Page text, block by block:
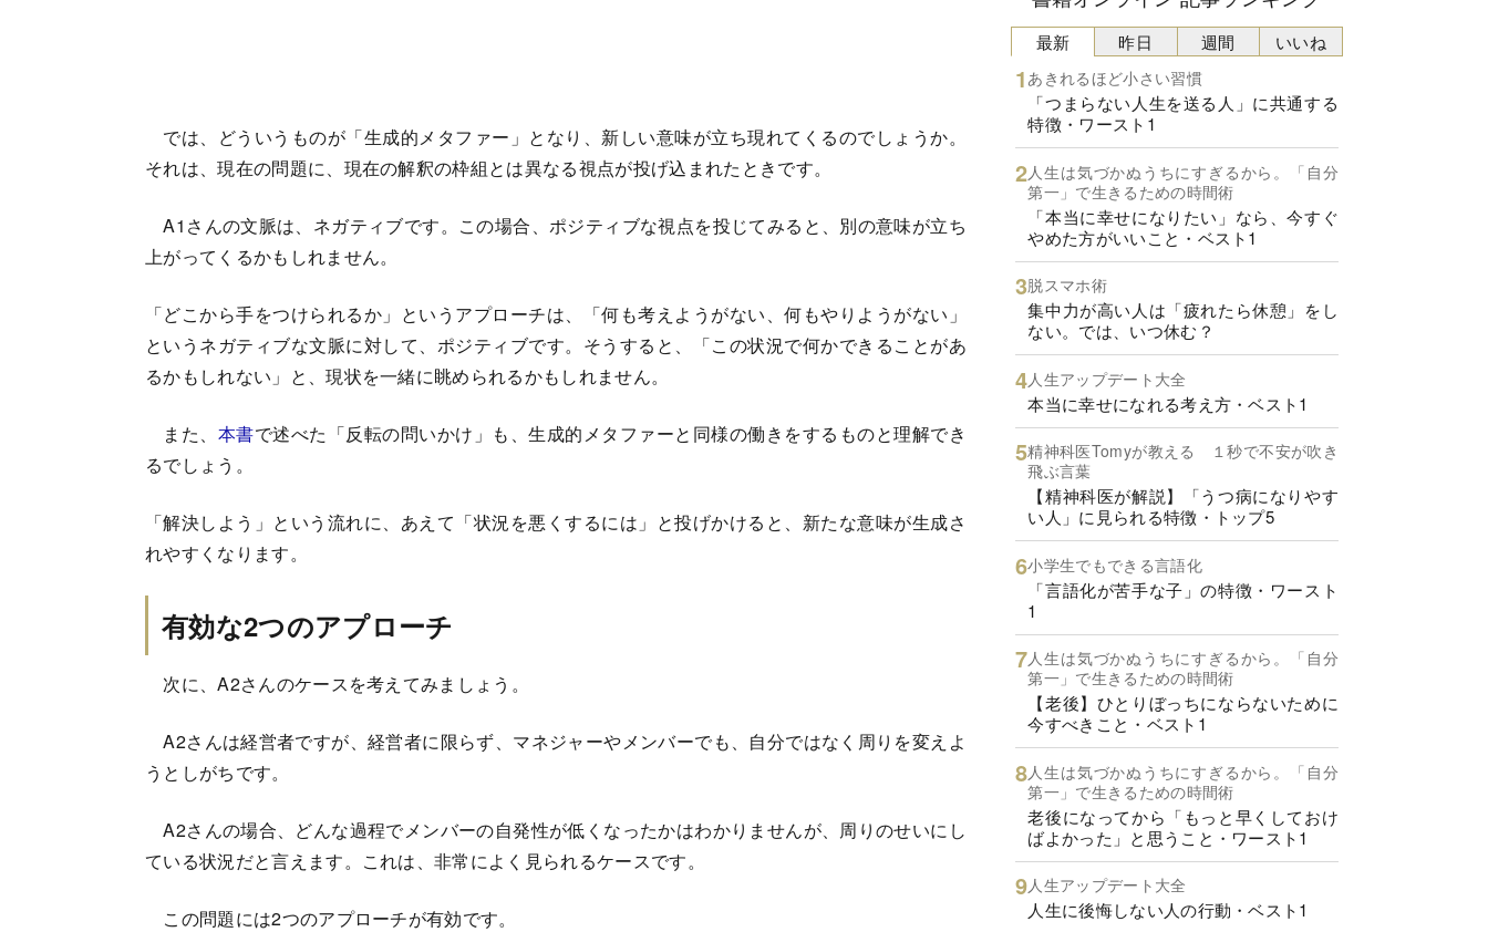
では、どういうものが「生成的メタファー」となり、新しい意味が立ち現れてくるのでしょうか。
それは、現在の問題に、現在の解釈の枠組とは異なる視点が投げ込まれたときです。
A1さんの文脈は、ネガティブです。この場合、ポジティブな視点を投じてみると、別の意味が立ち
上がってくるかもしれません。
「どこから手をつけられるか」というアプローチは、「何も考えようがない、何もやりようがない」
というネガティブな文脈に対して、ポジティブです。そうすると、「この状況で何かできることがあ
るかもしれない」と、現状を一緒に眺められるかもしれません。
また、 本書で述べた「反転の問いかけ」も、生成的メタファーと同様の働きをするものと理解でき
るでしょう。
「解決しよう」という流れに、あえて「状況を悪くするには」と投げかけると、新たな意味が生成さ
れやすくなります。
有効な2つのアプローチ
次に、A2さんのケースを考えてみましょう。
A2さんは経営者ですが、経営者に限らず、マネジャーやメンバーでも、自分ではなく周りを変えよ
うとしがちです。
A2さんの場合、どんな過程でメンバーの自発性が低くなったかはわかりませんが、周りのせいにし
ている状況だと言えます。これは、非常によく見られるケースです。
この問題には2つのアプローチが有効です。
最新
あきれるほど小さい習慣
「つまらない人生を送る人」に共通する
特徴・ワースト1
人生は気づかぬうちにすぎるから。「自分
第一」で生きるための時間術
「本当に幸せになりたい」なら、今すぐ
やめた方がいいこと・ベスト1
脱スマホ術
集中力が高い人は「疲れたら休憩」をし
ない。では、いつ休む？
人生アップデート大全
本当に幸せになれる考え方・ベスト1
精神科医Tomyが教える １秒で不安が吹き
飛ぶ言葉
【精神科医が解説】「うつ病になりやす
い人」に見られる特徴・トップ5
小学生でもできる言語化
「言語化が苦手な子」の特徴・ワースト
1
人生は気づかぬうちにすぎるから。「自分
第一」で生きるための時間術
【老後】ひとりぼっちにならないために
今すべきこと・ベスト1
人生は気づかぬうちにすぎるから。「自分
第一」で生きるための時間術
老後になってから「もっと早くしておけ
ばよかった」と思うこと・ワースト1
人生アップデート大全
人生に後悔しない人の行動・ベスト1
昨日 週間 いいね